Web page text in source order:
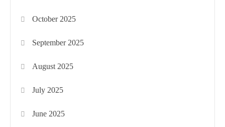
October 2025
September 2025
August 2025
July 2025
June 2025